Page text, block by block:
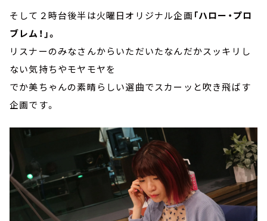
そして２時台後半は火曜日オリジナル企画「ハロー・プロ
ブレム！」。
リスナーのみなさんからいただいたなんだかスッキリし
ない気持ちやモヤモヤを
でか美ちゃんの素晴らしい選曲でスカーッと吹き飛ばす
企画です。